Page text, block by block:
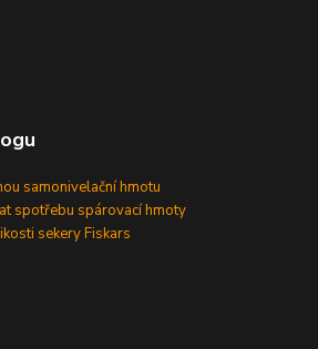
samonivelační hmotu
spotřebu spárovací hmoty
sekery Fiskars